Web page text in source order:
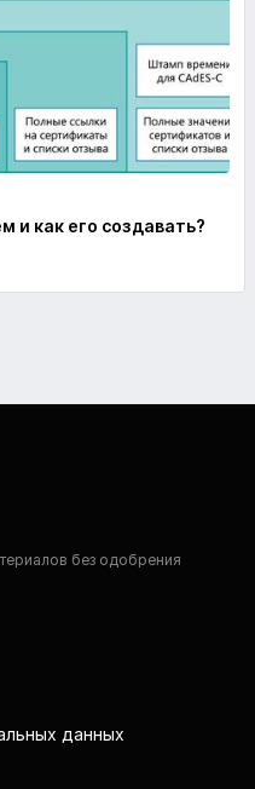
и как его создавать?
без одобрения
данных